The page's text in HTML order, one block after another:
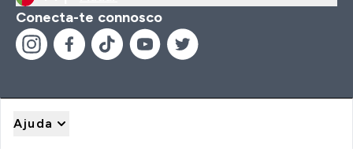
Conecta-te connosco
Ajuda